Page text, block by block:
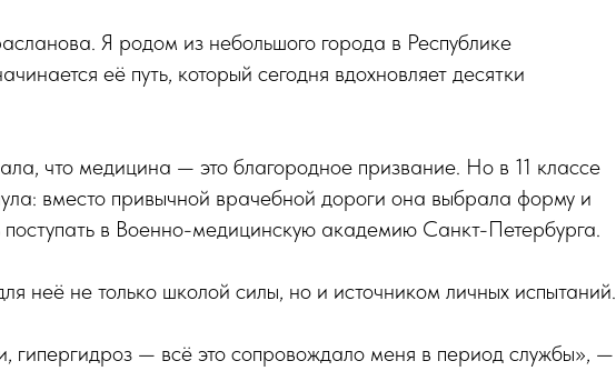
Я родом из небольшого города в Республике
её путь, который сегодня вдохновляет десятки
что медицина — это благородное призвание. Но в 11 классе
вместо привычной врачебной дороги она выбрала форму и
в Военно-медицинскую академию Санкт-Петербурга.
неё не только школой силы, но и источником личных испытаний.
гипергидроз — всё это сопровождало меня в период службы», —